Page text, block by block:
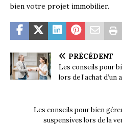
bien votre projet immobilier.
PRÉCÉDENT
Les conseils pour
lors de l’achat
Les conseils pour bien
suspensives lors de la